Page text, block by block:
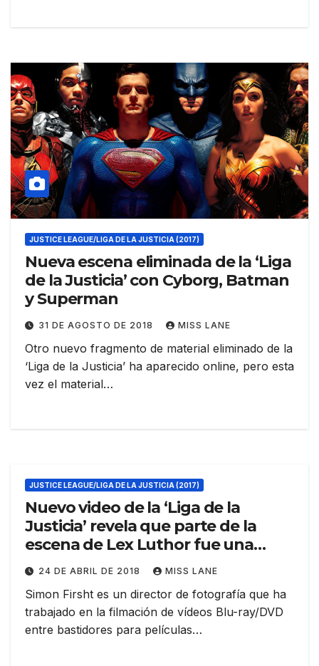
JUSTICE LEAGUE/LIGA DE LA JUSTICIA (2017)
Nueva escena eliminada de la ‘Liga
de la Justicia’ con Cyborg, Batman
y Superman
31 DE AGOSTO DE 2018 MISS LANE
Otro nuevo fragmento de material eliminado de la
‘Liga de la Justicia’ ha aparecido online, pero esta
vez el material…
JUSTICE LEAGUE/LIGA DE LA JUSTICIA (2017)
Nuevo video de la ‘Liga de la
Justicia’ revela que parte de la
escena de Lex Luthor fue una
nueva sesión de Joss Whedon
24 DE ABRIL DE 2018 MISS LANE
Simon Firsht es un director de fotografía que ha
trabajado en la filmación de vídeos Blu-ray/DVD
entre bastidores para películas…